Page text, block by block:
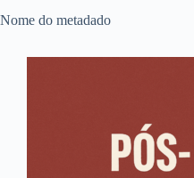
Nome do metadado